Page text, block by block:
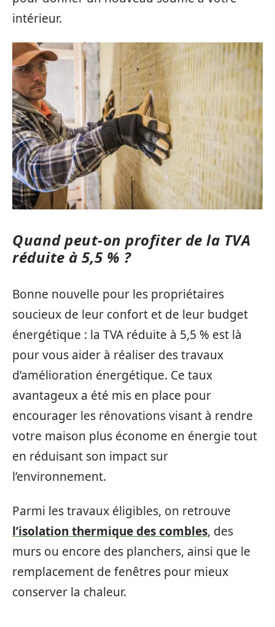
intérieur.
Quand peut-on profiter de la TVA
réduite à 5,5 % ?
Bonne nouvelle pour les propriétaires
soucieux de leur confort et de leur budget
énergétique : la TVA réduite à 5,5 % est là
pour vous aider à réaliser des travaux
d’amélioration énergétique. Ce taux
avantageux a été mis en place pour
encourager les rénovations visant à rendre
votre maison plus économe en énergie tout
en réduisant son impact sur
l’environnement.
Parmi les travaux éligibles, on retrouve
l’isolation thermique des combles, des
murs ou encore des planchers, ainsi que le
remplacement de fenêtres pour mieux
conserver la chaleur.